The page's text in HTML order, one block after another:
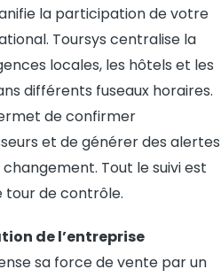
la participation de votre
Toursys centralise la
locales, les hôtels et les
différents fuseaux horaires.
de confirmer
et de générer des alertes
Tout le suivi est
tour de contrôle.
de l’entreprise
sa force de vente par un